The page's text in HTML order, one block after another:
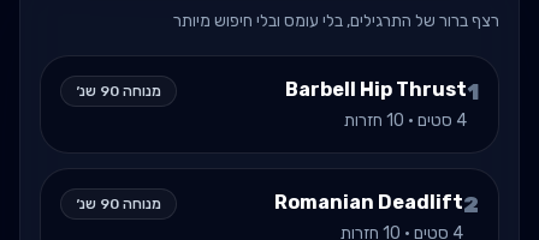
רצף ברור של התרגילים, בלי עומס ובלי חיפוש מיותר
1
Barbell Hip Thrust
4 סטים · 10 חזרות
מנוחה 90 שנ׳
2
Romanian Deadlift
4 סטים · 10 חזרות
מנוחה 90 שנ׳